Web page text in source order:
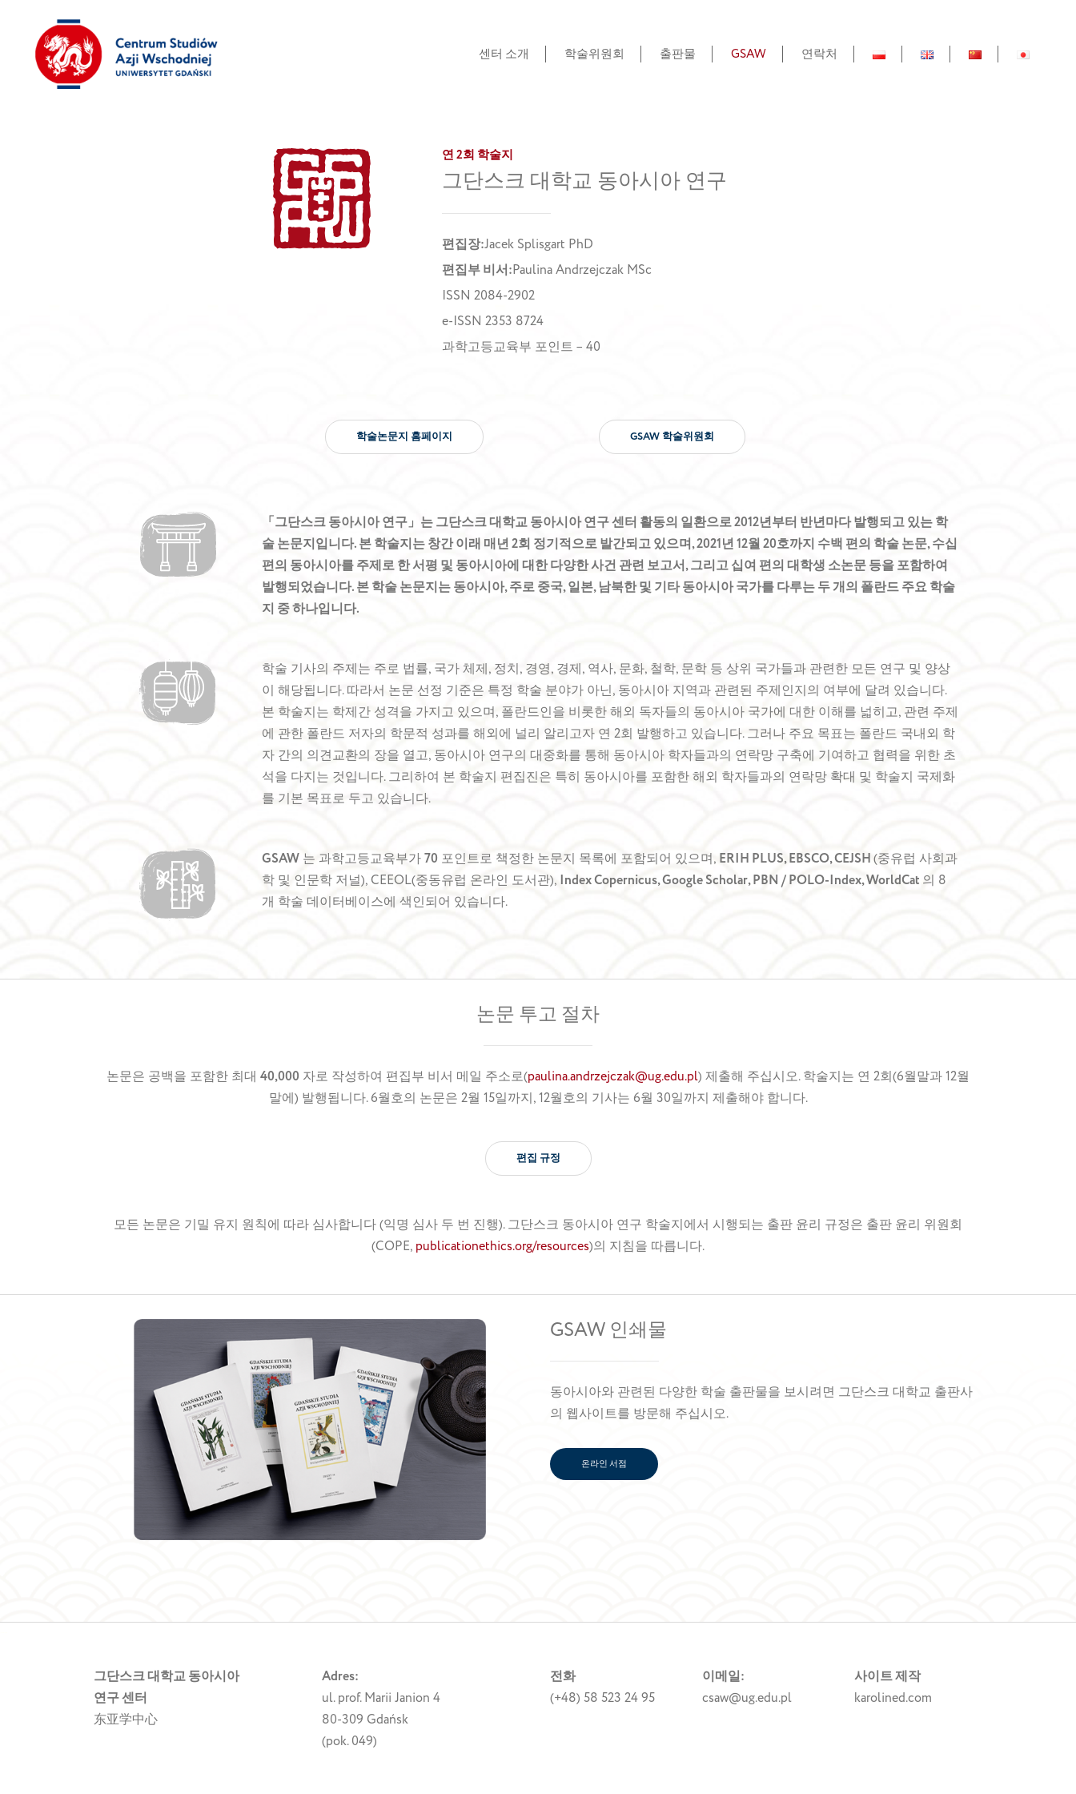
센터 소개 학술위원회 출판물 GSAW 연락처
연 2회 학술지
그단스크 대학교 동아시아 연구
편집장:Jacek Splisgart PhD
편집부 비서:Paulina Andrzejczak MSc
ISSN 2084-2902
e-ISSN 2353 8724
과학고등교육부 포인트 – 40
학술논문지 홈페이지 GSAW 학술위원회
「그단스크 동아시아 연구」는 그단스크 대학교 동아시아 연구 센터 활동의 일환으로 2012년부터 반년마다 발행되고 있는 학
술 논문지입니다. 본 학술지는 창간 이래 매년 2회 정기적으로 발간되고 있으며, 2021년 12월 20호까지 수백 편의 학술 논문, 수십
편의 동아시아를 주제로 한 서평 및 동아시아에 대한 다양한 사건 관련 보고서, 그리고 십여 편의 대학생 소논문 등을 포함하여
발행되었습니다. 본 학술 논문지는 동아시아, 주로 중국, 일본, 남북한 및 기타 동아시아 국가를 다루는 두 개의 폴란드 주요 학술
지 중 하나입니다.
학술 기사의 주제는 주로 법률, 국가 체제, 정치, 경영, 경제, 역사, 문화, 철학, 문학 등 상위 국가들과 관련한 모든 연구 및 양상
이 해당됩니다. 따라서 논문 선정 기준은 특정 학술 분야가 아닌, 동아시아 지역과 관련된 주제인지의 여부에 달려 있습니다.
본 학술지는 학제간 성격을 가지고 있으며, 폴란드인을 비롯한 해외 독자들의 동아시아 국가에 대한 이해를 넓히고, 관련 주제
에 관한 폴란드 저자의 학문적 성과를 해외에 널리 알리고자 연 2회 발행하고 있습니다. 그러나 주요 목표는 폴란드 국내외 학
자 간의 의견교환의 장을 열고, 동아시아 연구의 대중화를 통해 동아시아 학자들과의 연락망 구축에 기여하고 협력을 위한 초
석을 다지는 것입니다. 그리하여 본 학술지 편집진은 특히 동아시아를 포함한 해외 학자들과의 연락망 확대 및 학술지 국제화
를 기본 목표로 두고 있습니다.
GSAW 는 과학고등교육부가70 포인트로 책정한 논문지 목록에 포함되어 있으며, ERIH PLUS, EBSCO, CEJSH(중유럽 사회과
학 및 인문학 저널), CEEOL(중동유럽 온라인 도서관), Index Copernicus, Google Scholar, PBN / POLO-Index, WorldCat 의 8
개 학술 데이터베이스에 색인되어 있습니다.
논문 투고 절차
논문은 공백을 포함한 최대 40,000 자로 작성하여 편집부 비서 메일 주소로(paulina.andrzejczak@ug.edu.pl) 제출해 주십시오. 학술지는 연 2회(6월말과 12월
말에) 발행됩니다. 6월호의 논문은 2월 15일까지, 12월호의 기사는 6월 30일까지 제출해야 합니다.
편집 규정
모든 논문은 기밀 유지 원칙에 따라 심사합니다 (익명 심사 두 번 진행). 그단스크 동아시아 연구 학술지에서 시행되는 출판 윤리 규정은 출판 윤리 위원회
(COPE, publicationethics.org/resources)의 지침을 따릅니다.
GSAW 인쇄물
동아시아와 관련된 다양한 학술 출판물을 보시려면 그단스크 대학교 출판사
의 웹사이트를 방문해 주십시오.
온라인 서점
그단스크 대학교 동아시아
연구 센터
东亚学中心
Adres:
ul. prof. Marii Janion 4
80-309 Gdańsk
(pok. 049)
전화
(+48) 58 523 24 95
이메일:
csaw@ug.edu.pl
사이트 제작
karolined.com